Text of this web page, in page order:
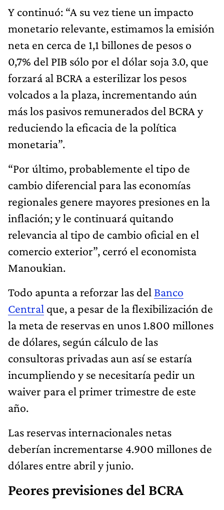
Y continuó: “A su vez tiene un impacto
monetario relevante, estimamos la emisión
neta en cerca de 1,1 billones de pesos o
0,7% del PIB sólo por el dólar soja 3.0, que
forzará al BCRA a esterilizar los pesos
volcados a la plaza, incrementando aún
más los pasivos remunerados del BCRA y
reduciendo la eficacia de la política
monetaria”.
“Por último, probablemente el tipo de
cambio diferencial para las economías
regionales genere mayores presiones en la
inflación; y le continuará quitando
relevancia al tipo de cambio oficial en el
comercio exterior”, cerró el economista
Manoukian.
Todo apunta a reforzar las del Banco
Central que, a pesar de la flexibilización de
la meta de reservas en unos 1.800 millones
de dólares, según cálculo de las
consultoras privadas aun así se estaría
incumpliendo y se necesitaría pedir un
waiver para el primer trimestre de este
año.
Las reservas internacionales netas
deberían incrementarse 4.900 millones de
dólares entre abril y junio.
Peores previsiones del BCRA